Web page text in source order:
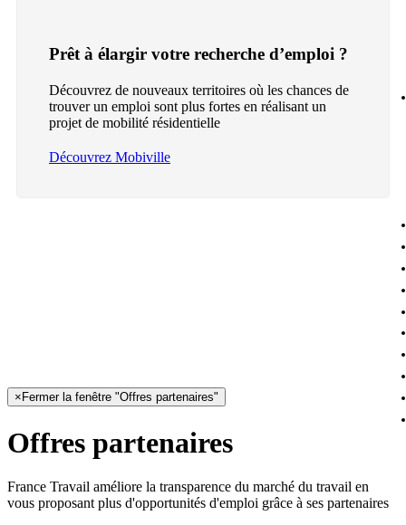
Prêt à élargir votre recherche d’emploi ?
Découvrez de nouveaux territoires où les chances de
trouver un emploi sont plus fortes en réalisant un
projet de mobilité résidentielle
Découvrez Mobiville
× Fermer la fenêtre "Offres partenaires"
Offres partenaires
France Travail améliore la transparence du marché du travail en
vous proposant plus d'opportunités d'emploi grâce à ses partenaires